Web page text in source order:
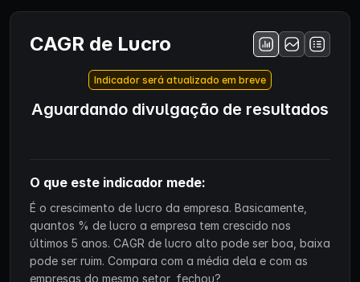
CAGR de Lucro
Indicador será atualizado em breve
Aguardando divulgação de resultados
O que este indicador mede:
É o crescimento de lucro da empresa. Basicamente,
quantos % de lucro a empresa tem crescido nos
últimos 5 anos. CAGR de lucro alto pode ser boa, baixa
pode ser ruim. Compara com a média dela e com as
empresas do mesmo setor, fechou?